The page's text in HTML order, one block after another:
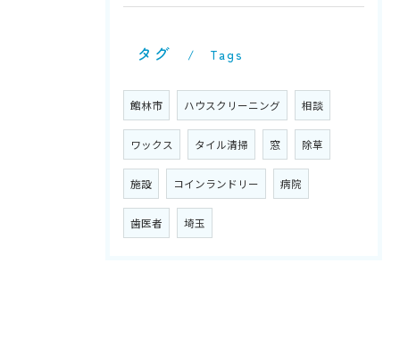
タグ Tags
館林市 ハウスクリーニング 相談
ワックス タイル清掃 窓 除草
施設 コインランドリー 病院
歯医者 埼玉